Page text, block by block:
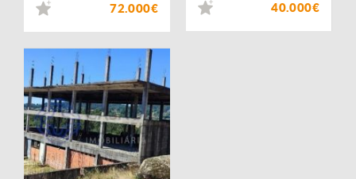
72.000€ 40.000€